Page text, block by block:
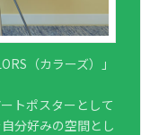
（カラーズ）」
トポスターとして
分好みの空間とし